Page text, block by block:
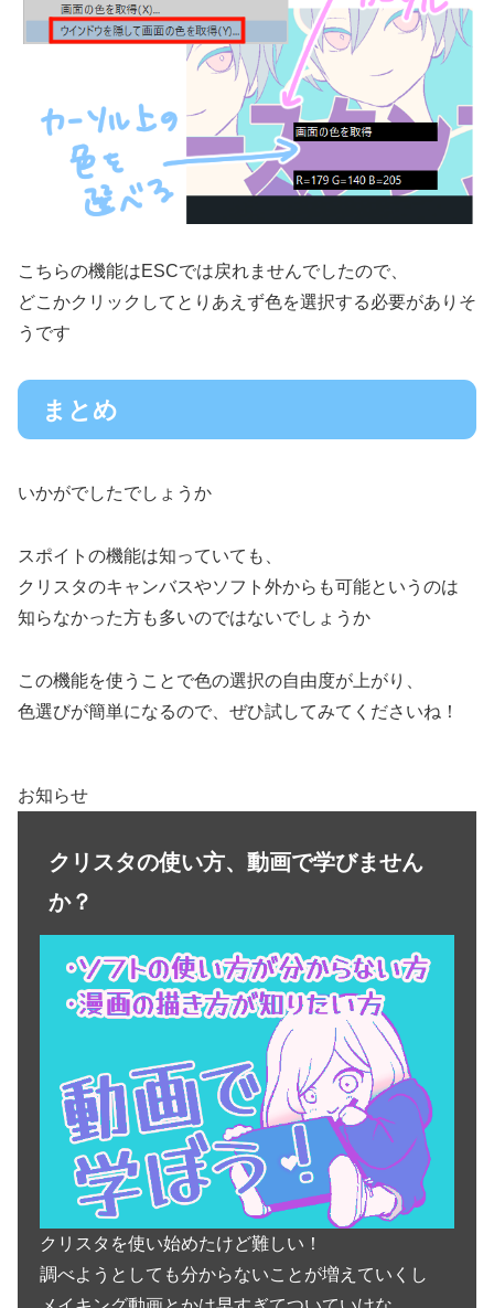
こちらの機能はESCでは戻れませんでしたので、
どこかクリックしてとりあえず色を選択する必要がありそ
うです
まとめ
いかがでしたでしょうか
スポイトの機能は知っていても、
クリスタのキャンバスやソフト外からも可能というのは
知らなかった方も多いのではないでしょうか
この機能を使うことで色の選択の自由度が上がり、
色選びが簡単になるので、ぜひ試してみてくださいね！
お知らせ
クリスタの使い方、動画で学びません
か？
クリスタを使い始めたけど難しい！
調べようとしても分からないことが増えていくし